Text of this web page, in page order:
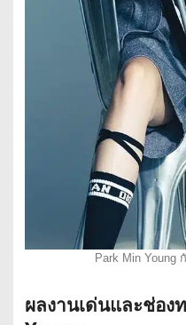
Park Min
ผลงานเด่นและช่อง